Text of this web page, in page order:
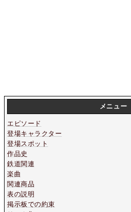
メニュー
エピソード
登場キャラクター
登場スポット
作品史
鉄道関連
楽曲
関連商品
表の説明
掲示板での約束